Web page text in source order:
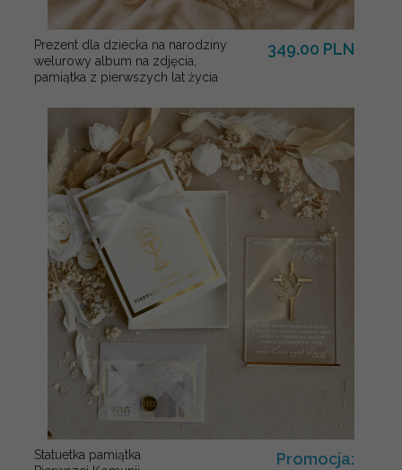
Prezent dla dziecka na narodziny
welurowy album na zdjęcia,
pamiątka z pierwszych lat życia
349.00 PLN
Statuetka pamiątka
Promocja: